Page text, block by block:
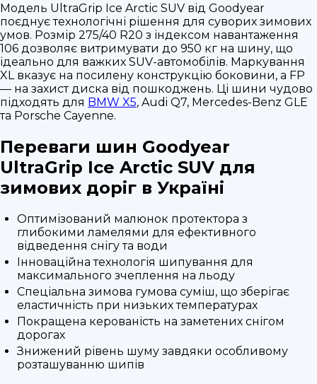
Модель UltraGrip Ice Arctic SUV від Goodyear
поєднує технологічні рішення для суворих зимових
умов. Розмір 275/40 R20 з індексом навантаження
106 дозволяє витримувати до 950 кг на шину, що
ідеально для важких SUV-автомобілів. Маркування
XL вказує на посилену конструкцію боковини, а FP
— на захист диска від пошкоджень. Ці шини чудово
підходять для BMW X5, Audi Q7, Mercedes-Benz GLE
та Porsche Cayenne.
Переваги шин Goodyear
UltraGrip Ice Arctic SUV для
зимових доріг в Україні
Оптимізований малюнок протектора з
глибокими ламелями для ефективного
відведення снігу та води
Інноваційна технологія шипування для
максимального зчеплення на льоду
Спеціальна зимова гумова суміш, що зберігає
еластичність при низьких температурах
Покращена керованість на заметених снігом
дорогах
Знижений рівень шуму завдяки особливому
розташуванню шипів